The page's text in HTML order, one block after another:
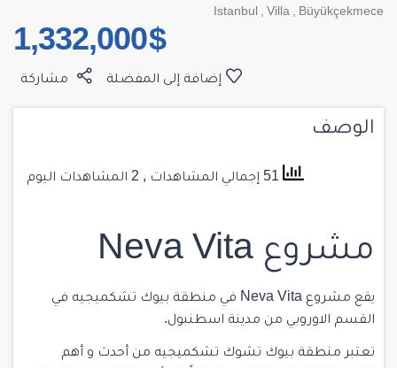
Istanbul , Villa , Büyükçekmece
$ 1,332,000
مشاركة إضافة إلى المفضلة
الوصف
, 2 المشاهدات اليوم
مشروع Neva Vita
يقع مشروع Neva Vita في منطقة بيوك تشكميجيه في
القسم الاوروبي من مدينة اسطنبول.
تعتبر منطقة بيوك تشوك تشكميجيه من أحدث و أهم